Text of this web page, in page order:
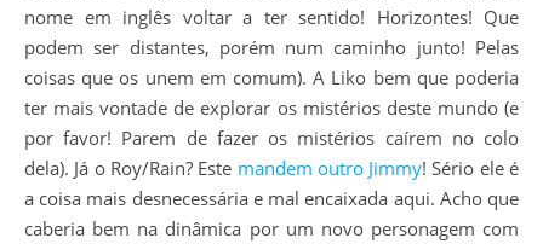
nome em inglês voltar a ter sentido! Horizontes! Que
podem ser distantes, porém num caminho junto! Pelas
coisas que os unem em comum). A Liko bem que poderia
ter mais vontade de explorar os mistérios deste mundo (e
por favor! Parem de fazer os mistérios caírem no colo
dela). Já o Roy/Rain? Este mandem outro Jimmy! Sério ele é
a coisa mais desnecessária e mal encaixada aqui. Acho que
caberia bem na dinâmica por um novo personagem com